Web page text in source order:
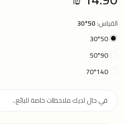
القياس:50*30